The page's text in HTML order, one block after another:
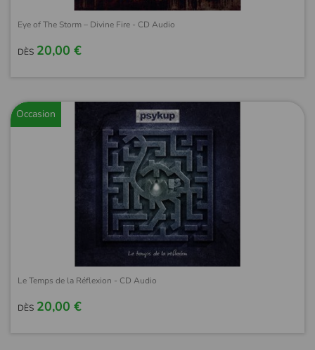
Eye of The Storm – Divine Fire - CD Audio
DÈS 20,00 €
Occasion
Le Temps de la Réflexion - CD Audio
DÈS 20,00 €